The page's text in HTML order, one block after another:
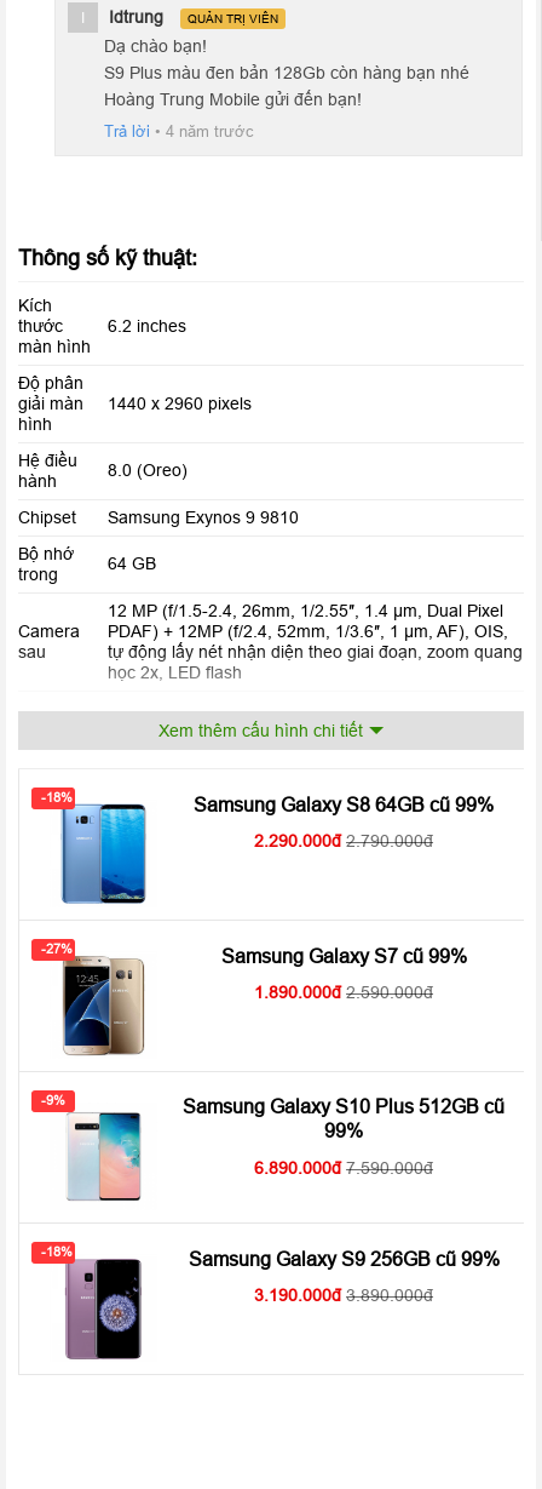
3500 mAh cùng con chip thế hệ mới, máy cho thời gian hoạt
động ấn tượng, đủ để người dùng thoải mái làm việc và giải trí
ở cường độ cao trong ngày.
I Idtrung QUẢN TRỊ VIÊN
Dạ chào bạn!
S9 Plus màu đen bản 128Gb còn hàng bạn nhé
Hoàng Trung Mobile gửi đến bạn!
Trả lời • 4 năm trước
Thông số kỹ thuật:
Kích
thước
màn hình
6.2 inches
Độ phân
giải màn
hình
1440 x 2960 pixels
Hệ điều
hành
8.0 (Oreo)
Chipset
Samsung Exynos 9 9810
Bộ nhớ
trong
64 GB
Camera
sau
12 MP (f/1.5-2.4, 26mm, 1/2.55″, 1.4 µm, Dual Pixel
PDAF) + 12MP (f/2.4, 52mm, 1/3.6″, 1 µm, AF), OIS,
tự động lấy nét nhận diện theo giai đoạn, zoom quang
học 2x, LED flash
Camera
8 MP, f/1.6, tự động lấy nét, 1440p, gọi video kép,
HDR tự động
Pin
Loại CPU
4x 2.9 GHz Exynos M3 Mongoose & 4x 1.9 GHz ARM
Cortex-A55
thước
158.1 x 73.8 x 8.5 mm (6.22 x 2.91 x 0.33 in)
Trọng
189 g (6.67 oz)
quay video kép
Khe cắm
thẻ nhớ
microSD, lên đến 256 GB
Wi-Fi 802.11 a/b/g/n/ac, dual-band, Wi-Fi Direct,
hotspot
GPS
A-GPS, GLONASS, BDS, GALILEO
Xem thêm cấu hình chi tiết
-18% Samsung Galaxy S8 64GB cũ 99%
2.290.000 2.790.000
-27% Samsung Galaxy S7 cũ 99%
1.890.000 2.590.000
-9%
Samsung Galaxy S10 Plus 512GB cũ
99%
6.890.000 7.590.000
-18% Samsung Galaxy S9 256GB cũ 99%
3.190.000 3.890.000